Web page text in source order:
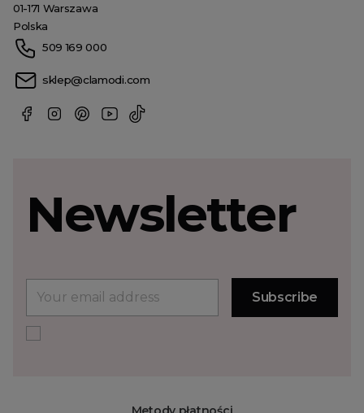
01-171 Warszawa
Polska
509 169 000
sklep@clamodi.com
Newsletter